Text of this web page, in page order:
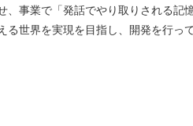
、事業で「発話でやり取りされる記
る世界を実現を目指し、開発を行って